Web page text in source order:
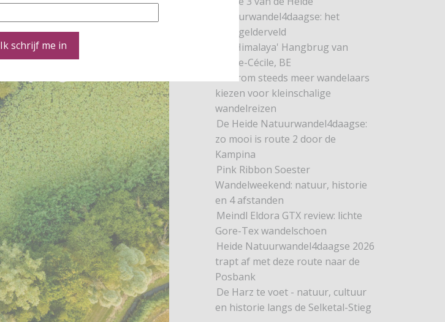
Ik schrijf me in
Natuurwandel4daagse: het
Dwingelderveld
De 'Himalaya' Hangbrug van
Sainte-Cécile, BE
Waarom steeds meer wandelaars
kiezen voor kleinschalige
wandelreizen
De Heide Natuurwandel4daagse:
zo mooi is route 2 door de
Kampina
Pink Ribbon Soester
Wandelweekend: natuur, historie
en 4 afstanden
Meindl Eldora GTX review: lichte
Gore-Tex wandelschoen
Heide Natuurwandel4daagse 2026
trapt af met deze route naar de
Posbank
De Harz te voet - natuur, cultuur
en historie langs de Selketal-Stieg